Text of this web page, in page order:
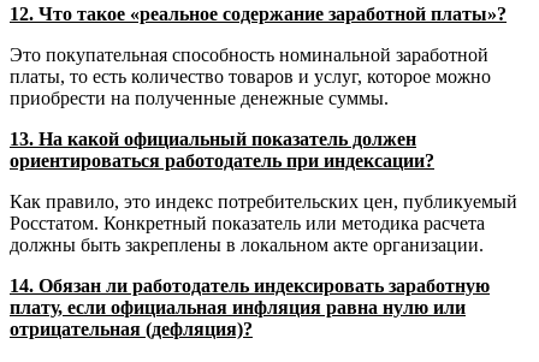
12. Что такое «реальное содержание заработной платы»?
Это покупательная способность номинальной заработной
платы, то есть количество товаров и услуг, которое можно
приобрести на полученные денежные суммы.
13. На какой официальный показатель должен
ориентироваться работодатель при индексации?
Как правило, это индекс потребительских цен, публикуемый
Росстатом. Конкретный показатель или методика расчета
должны быть закреплены в локальном акте организации.
14. Обязан ли работодатель индексировать заработную
плату, если официальная инфляция равна нулю или
отрицательная (дефляция)?